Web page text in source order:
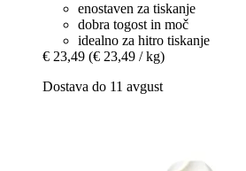
enostaven za tiskanje
dobra togost in moč
idealno za hitro tiskanje
€ 23,49 (€ 23,49 / kg)
Dostava do 11 avgust